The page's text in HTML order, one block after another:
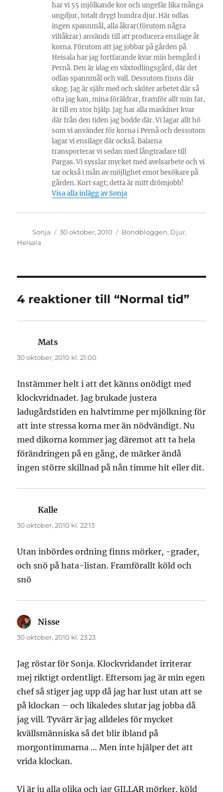
har vi 55 mjölkande kor och ungefär lika många
ungdjur, totalt drygt hundra djur. Här odlas
ingen spannmål, alla åkrar(förutom några
viltåkrar) används till att producera ensilage åt
korna. Förutom att jag jobbar på gården på
Heisala har jag fortfarande kvar min hemgård i
Pernå. Den är idag en växtodlingsgård, där det
odlas spannmål och vall. Dessutom finns där
skog. Jag är själv med och sköter arbetet där så
ofta jag kan, mina föräldrar, framför allt min far,
är till en stor hjälp. Jag har alla maskiner kvar
där från den tiden jag bodde där. Vi lagar allt hö
som vi använder för korna i Pernå och dessutom
lagar vi ensilage där också. Balarna
transporterar vi sedan med långtradare till
Pargas. Vi sysslar mycket med avelsarbete och vi
tar också i mån av möjlighet emot besökare på
gården. Kort sagt; detta är mitt drömjobb!
Visa alla inlägg av Sonja
Författare
Sonja
Publicerat
30 oktober, 2010 Kategorier
Bondbloggen, Djur,
Heisala
4 reaktioner till “Normal tid”
Mats
30 oktober, 2010 kl. 21:00
Instämmer helt i att det känns onödigt med
klockvridnadet. Jag brukade justera
ladugårdstiden en halvtimme per mjölkning för
att inte stressa korna mer än nödvändigt. Nu
med dikorna kommer jag däremot att ta hela
förändringen på en gång, de märker ändå
ingen större skillnad på nån timme hit eller dit.
Kalle
30 oktober, 2010 kl. 22:13
Utan inbördes ordning finns mörker, -grader,
och snö på hata-listan. Framförallt köld och
snö
Nisse
30 oktober, 2010 kl. 23:23
Jag röstar för Sonja. Klockvridandet irriterar
mej riktigt ordentligt. Eftersom jag är min egen
chef så stiger jag upp då jag har lust utan att se
på klockan – och likaledes slutar jag jobba då
jag vill. Tyvärr är jag alldeles för mycket
kvällsmänniska så det blir ibland på
morgontimmarna … Men inte hjälper det att
vrida klockan.
Vi är ju alla olika och jag GILLAR mörker, köld